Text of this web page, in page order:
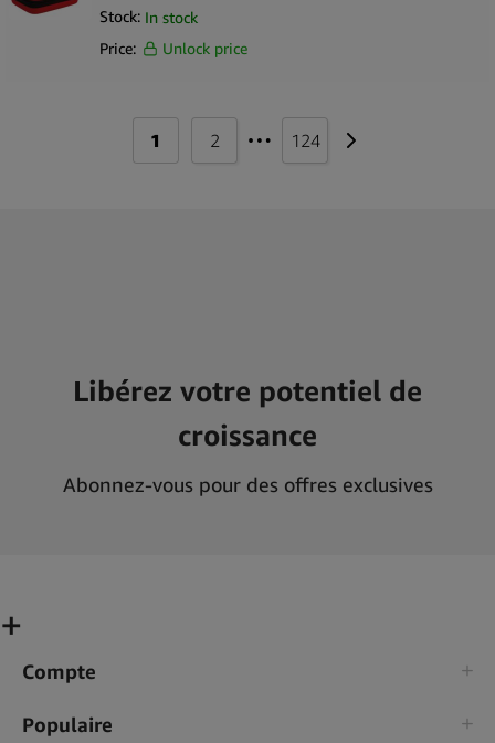
WOLKENKRAFT
Stock: In stock
Price:
Unlock price
1 2 … 124
Libérez votre potentiel de
croissance
Abonnez-vous pour des offres exclusives
Compte
Populaire